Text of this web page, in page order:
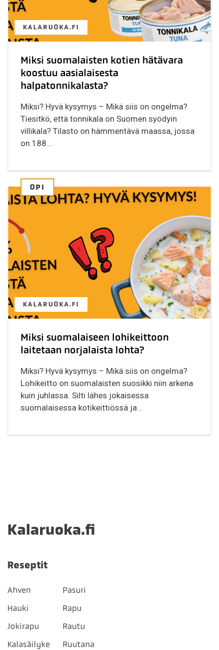
KALARUOKA.FI
Miksi suomalaisten kotien hätävara
koostuu aasialaisesta
halpatonnikalasta?
Miksi? Hyvä kysymys – Mikä siis on ongelma?
Tiesitkö, että tonnikala on Suomen syödyin
villikala? Tilasto on hämmentävä maassa, jossa
on 188...
OPI
KALARUOKA.FI
Miksi suomalaiseen lohikeittoon
laitetaan norjalaista lohta?
Miksi? Hyvä kysymys – Mikä siis on ongelma?
Lohikeitto on suomalaisten suosikki niin arkena
kuin juhlassa. Silti lähes jokaisessa
suomalaisessa kotikeittiössä ja...
Kalaruoka.fi
Reseptit
Ahven
Hauki
Jokirapu
Kalasäilyke
Pasuri
Rapu
Rautu
Ruutana